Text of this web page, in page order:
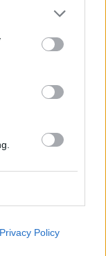
Privacy Policy